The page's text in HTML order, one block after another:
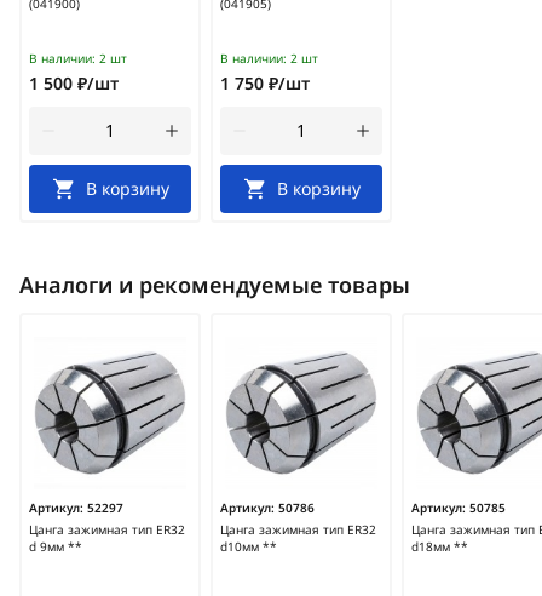
(041900)
В наличии: 2 шт
1 500 ₽/шт
В корзину
(041905)
В наличии: 2 шт
1 750 ₽/шт
В корзину
Аналоги и рекомендуемые товары
Артикул: 52297
Цанга зажимная тип ER32
d 9мм **
Артикул: 50786
Цанга зажимная тип ER32
d10мм **
Артикул: 50785
Цанга зажимная тип
d18мм **